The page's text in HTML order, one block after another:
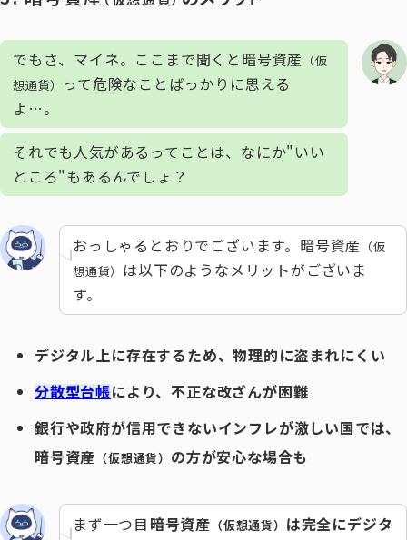
でもさ、マイネ。ここまで聞くと暗号資産 （仮
想通貨） って危険なことばっかりに思える
よ…。
それでも人気があるってことは、なにか"いい
ところ"もあるんでしょ？
おっしゃるとおりでございます。暗号資産 （仮
想通貨） は以下のようなメリットがございま
す。
デジタル上に存在するため、物理的に盗まれにくい
分散型台帳により、不正な改ざんが困難
銀行や政府が信用できないインフレが激しい国では、
暗号資産 （仮想通貨） の方が安心な場合も
まず一つ目――暗号資産 （仮想通貨） は完全にデジタ